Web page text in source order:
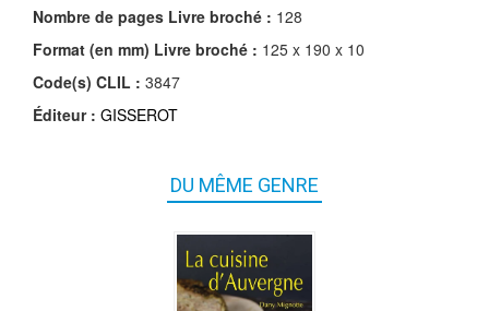
Nombre de pages Livre broché : 128
Format (en mm) Livre broché : 125 x 190 x 10
Code(s) CLIL : 3847
Éditeur : GISSEROT
DU MÊME GENRE